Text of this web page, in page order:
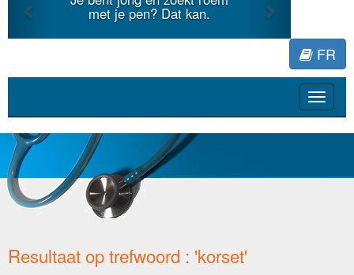
met je pen? Dat kan.
FR
Toggle
Resultaat op trefwoord : 'korset'